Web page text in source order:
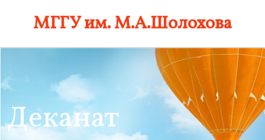
МГГУ им. М.А.Шолохова
Деканат